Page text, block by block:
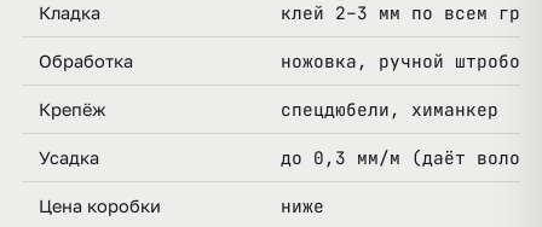
Кладка клей 2–3 мм по всем
Обработка ножовка, ручной
Крепёж спецдюбели, химанкер
Усадка до 0,3 мм/м (даёт
Цена коробки ниже